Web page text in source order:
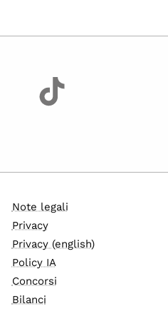
Note legali
Privacy
Privacy (english)
Policy IA
Concorsi
Bilanci